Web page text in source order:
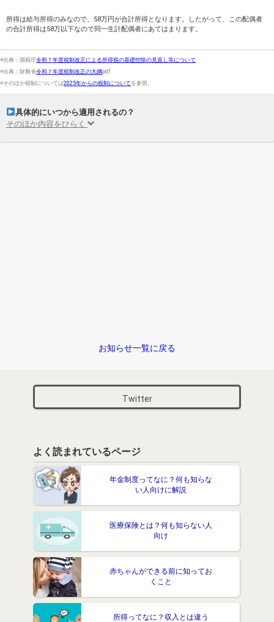
所得は給与所得のみなので、58万円が合計所得となります。したがって、この配偶者
の合計所得は58万以下なので同一生計配偶者にあてはまります。
※出典：国税庁令和７年度税制改正による所得税の基礎控除の見直し等について
※出典：財務省令和７年度税制改正の大綱 pdf
※そのほか税制については2025年からの税制について を参照。
具体的にいつから適用されるの？
そのほか内容をひらく
お知らせ一覧に戻る
Twitter
よく読まれているページ
年金制度ってなに？何も知らな
い人向けに解説
医療保険とは？何も知らない人
向け
赤ちゃんができる前に知ってお
くこと
所得ってなに？収入とは違う